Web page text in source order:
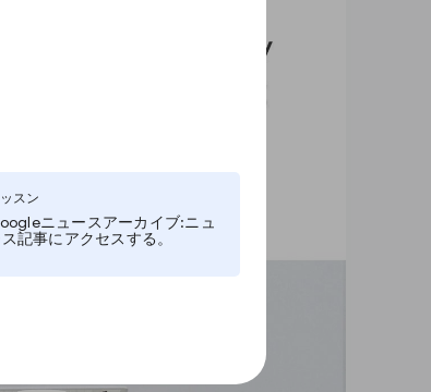
スン
ニュースアーカイブ:ニュ
記事にアクセスする。